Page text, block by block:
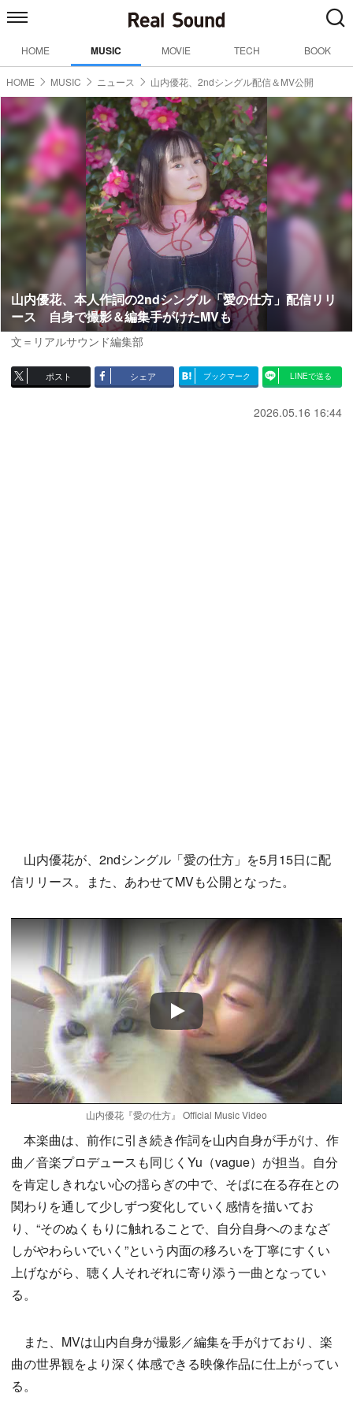
HOME MUSIC MOVIE TECH BOOK
HOME MUSIC ニュース 山内優花、2ndシングル配信＆MV公開
山内優花、本人作詞の2ndシングル「愛の仕方」配信リリ
ース 自身で撮影＆編集手がけたMVも
文＝リアルサウンド編集部
ポスト シェア ブックマーク LINEで送る
2026.05.16 16:44
山内優花が、2ndシングル「愛の仕方」を5月15日に配
信リリース。また、あわせてMVも公開となった。
Play
山内優花『愛の仕方』 Official Music Video
本楽曲は、前作に引き続き作詞を山内自身が手がけ、作
曲／音楽プロデュースも同じくYu（vague）が担当。自分
を肯定しきれない心の揺らぎの中で、そばに在る存在との
関わりを通して少しずつ変化していく感情を描いてお
り、“そのぬくもりに触れることで、自分自身へのまなざ
しがやわらいでいく”という内面の移ろいを丁寧にすくい
上げながら、聴く人それぞれに寄り添う一曲となってい
る。
また、MVは山内自身が撮影／編集を手がけており、楽
曲の世界観をより深く体感できる映像作品に仕上がってい
る。